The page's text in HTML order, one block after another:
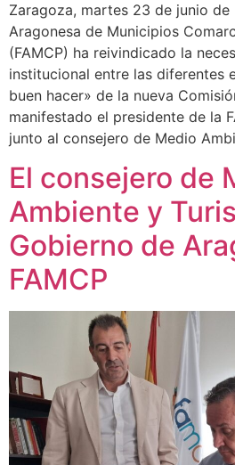
Zaragoza, martes 23 de junio de
Aragonesa de Municipios
(FAMCP) ha reivindicado la
institucional entre las diferentes
buen hacer» de la nueva
manifestado el presidente de la
junto al consejero de Medio
El consejero de
Ambiente y
Gobierno de
FAMCP